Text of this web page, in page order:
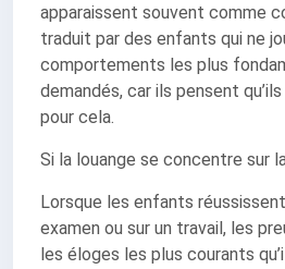
apparaissent souvent comme
traduit par des enfants qui ne
comportements les plus
demandés, car ils pensent
pour cela.
Si la louange se concentre sur
Lorsque les enfants
examen ou sur un travail, les
les éloges les plus courants